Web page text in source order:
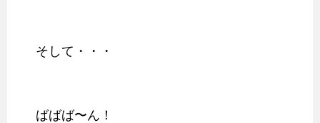
そして・・・
ばばば〜ん！